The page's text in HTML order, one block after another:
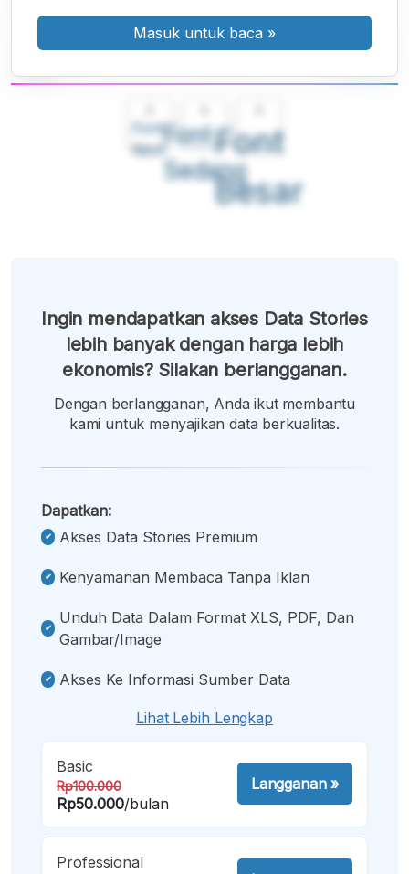
Font
Kecil
Font
Sedang
Font
Besar
Masuk untuk baca »
Ingin mendapatkan akses Data Stories
lebih banyak dengan harga lebih
ekonomis? Silakan berlangganan.
Dengan berlangganan, Anda ikut membantu
kami untuk menyajikan data berkualitas.
Dapatkan:
Akses Data Stories Premium
Kenyamanan Membaca Tanpa Iklan
Unduh Data Dalam Format XLS, PDF, Dan
Gambar/image
Akses Ke Informasi Sumber Data
Lihat Lebih Lengkap
Basic
Rp100.000
Rp50.000/bulan
Langganan»
Professional